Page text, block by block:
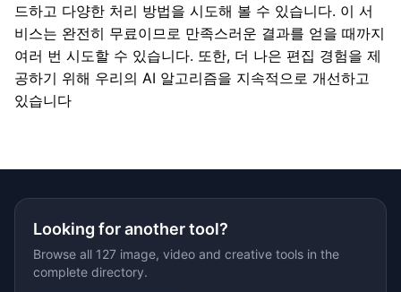
드하고 다양한 처리 방법을 시도해 볼 수 있습니다. 이 서
비스는 완전히 무료이므로 만족스러운 결과를 얻을 때까지
여러 번 시도할 수 있습니다. 또한, 더 나은 편집 경험을 제
공하기 위해 우리의 AI 알고리즘을 지속적으로 개선하고
있습니다
Looking for another tool?
Browse all 127 image, video and creative tools in the
complete directory.